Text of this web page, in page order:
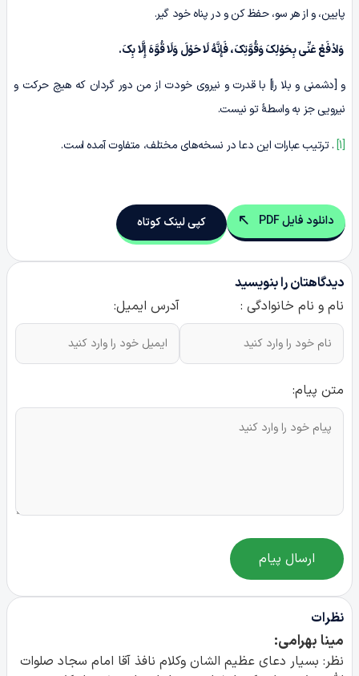
پایین، و از هر سو، حفظ کن و در پناه خود گیر.
وَادْفَعْ عَنِّیبِحَوْلِکَ وَقُوَّتِکَ، فَإِنَّهُ لَا حَوْلَ وَلَا قُوَّهَإِلبِکَ.
و [دشمنی و بلا را] با قدرت و نیروی خودت از من دور گردان که هیچ حرکت و
نیرویی جز به واسطۀ تو نیست.
[1] . ترتیب عبارات این دعا در نسخه‌های مختلف، متفاوت آمده است.
دانلود فایل PDF کپی لینک کوتاه
دیدگاهتان را بنویسید
نام و نام خانوادگی :
آدرس ایمیل:
متن پیام:
ارسال پیام
نظرات
مینا بهرامی:
نظر: بسیار دعای عظیم الشان وکلام نافذ آقا امام سجاد صلوات